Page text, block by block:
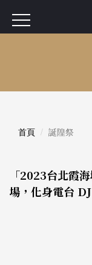
首頁 誕隍祭
「2023台北霞
場，化身電台